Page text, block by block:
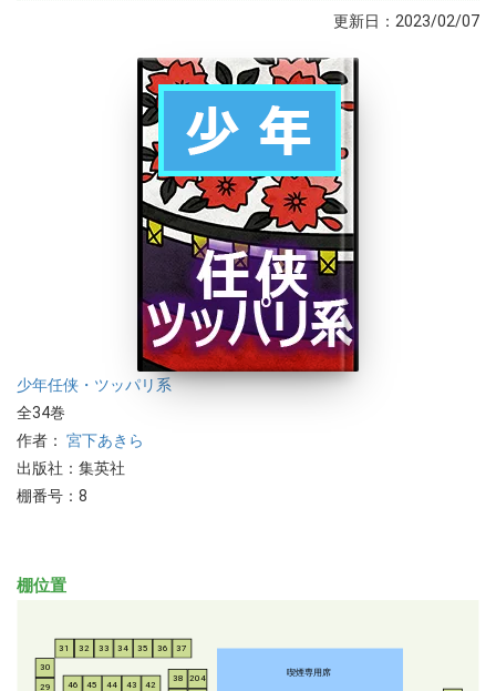
更新日：2023/02/07
少年任侠・ツッパリ系
全34巻
作者： 宮下あきら
出版社：集英社
棚番号：8
棚位置
喫煙専用席
29
30
31 32 33 34 35 36 37
38
42
43
44
45
46
204